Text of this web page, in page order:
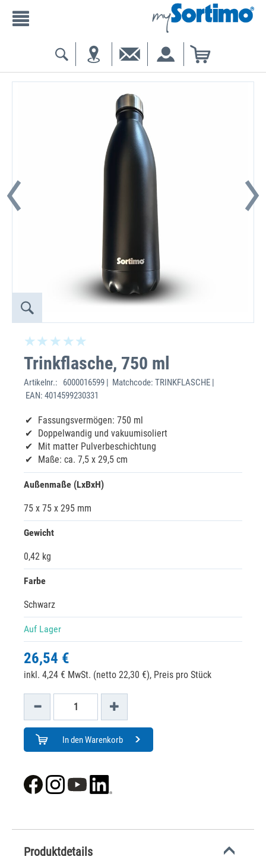
Trinkflasche, 750 ml
Artikelnr.:
6000016599 | Matchcode: TRINKFLASCHE |
EAN: 4014599230331
Fassungsvermögen: 750 ml
Doppelwandig und vakuumisoliert
Mit matter Pulverbeschichtung
Maße: ca. 7,5 x 29,5 cm
Außenmaße (LxBxH)
75 x 75 x 295 mm
Gewicht
0,42 kg
Farbe
Schwarz
Auf Lager
26,54 €
inkl. 4,24 € MwSt. (netto 22,30 €), Preis pro Stück
In den Warenkorb
Produktdetails